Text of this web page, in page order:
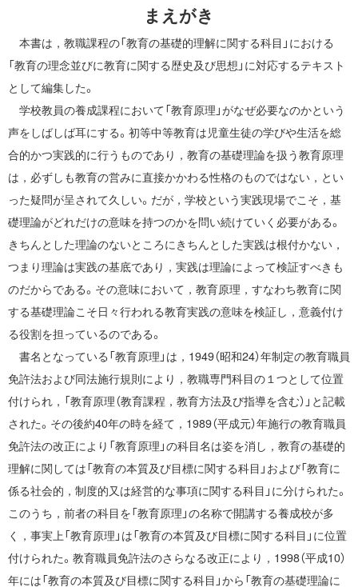
まえがき
本書は，教職課程の「教育の基礎的理解に関する科目」における
「教育の理念並びに教育に関する歴史及び思想」に対応するテキスト
として編集した。
学校教員の養成課程において「教育原理」がなぜ必要なのかという
声をしばしば耳にする。初等中等教育は児童生徒の学びや生活を総
合的かつ実践的に行うものであり，教育の基礎理論を扱う教育原理
は，必ずしも教育の営みに直接かかわる性格のものではない，とい
った疑問が呈されて久しい。だが，学校という実践現場でこそ，基
礎理論がどれだけの意味を持つのかを問い続けていく必要がある。
きちんとした理論のないところにきちんとした実践は根付かない，
つまり理論は実践の基底であり，実践は理論によって検証すべきも
のだからである。その意味において，教育原理，すなわち教育に関
する基礎理論こそ日々行われる教育実践の意味を検証し，意義付け
る役割を担っているのである。
書名となっている「教育原理」は，1949（昭和24）年制定の教育職員
免許法および同法施行規則により，教職専門科目の１つとして位置
付けられ，「教育原理（教育課程，教育方法及び指導を含む）」と記載
された。その後約40年の時を経て，1989（平成元）年施行の教育職員
免許法の改正により「教育原理」の科目名は姿を消し，教育の基礎的
理解に関しては「教育の本質及び目標に関する科目」および「教育に
係る社会的，制度的又は経営的な事項に関する科目」に分けられた。
このうち，前者の科目を「教育原理」の名称で開講する養成校が多
く，事実上「教育原理」は「教育の本質及び目標に関する科目」に位置
付けられた。教育職員免許法のさらなる改正により，1998（平成10）
年には「教育の本質及び目標に関する科目」から「教育の基礎理論に